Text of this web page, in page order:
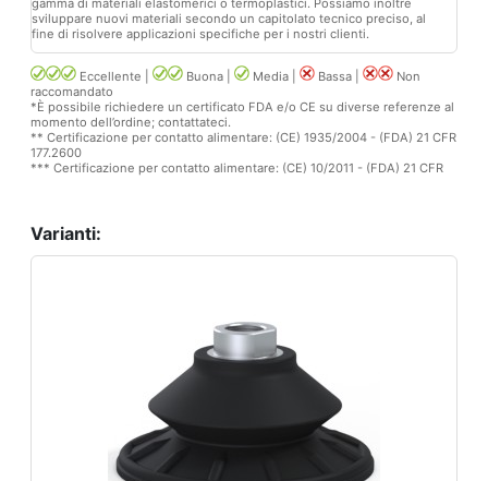
gamma di materiali elastomerici o termoplastici. Possiamo inoltre
sviluppare nuovi materiali secondo un capitolato tecnico preciso, al
fine di risolvere applicazioni specifiche per i nostri clienti.
Eccellente | Buona | Media | Bassa |
Non
raccomandato
*È possibile richiedere un certificato FDA e/o CE su diverse referenze al
momento dell’ordine; contattateci.
** Certificazione per contatto alimentare: (CE) 1935/2004 - (FDA) 21 CFR
177.2600
*** Certificazione per contatto alimentare: (CE) 10/2011 - (FDA) 21 CFR
Varianti: